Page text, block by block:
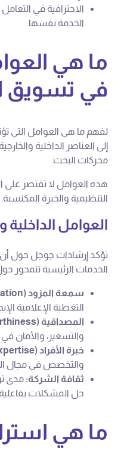
الاحترافية في
الخدمة نفسها.
ما هي
في تسويق
لفهم ما هي العوامل التي
إلى العناصر الداخلية
محركات البحث.
هذه العوامل لا تقتصر على
التنظيمية والخبرة المكتسبة.
العوامل الداخلية
تؤكد إرشادات جوجل حول أن
الخدمات الرئيسية تتمحور
سمعة المزود (Reputation):
التغطية الإعلامية
المصداقية (Trustworthiness):
والتسعير، والأمان
خبرة الأفراد (Expertise):
والتخصص في مجال
ثقافة الشركة: مدى
حل المشكلات
ما هي